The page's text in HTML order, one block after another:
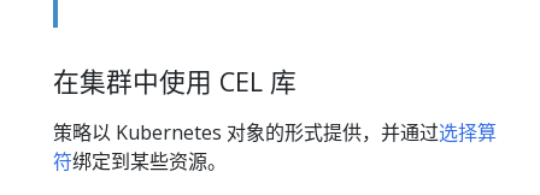
在集群中使用 CEL 库
策略以 Kubernetes 对象的形式提供，并通过选择算
符绑定到某些资源。